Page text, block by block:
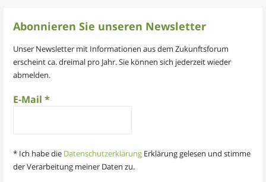
Abonnieren Sie unseren Newsletter
Unser Newsletter mit Informationen aus dem Zukunftsforum
erscheint ca. dreimal pro Jahr. Sie können sich jederzeit wieder
abmelden.
E-Mail*
* Ich habe die Datenschutzerklärung Erklärung gelesen und stimme
der Verarbeitung meiner Daten zu.